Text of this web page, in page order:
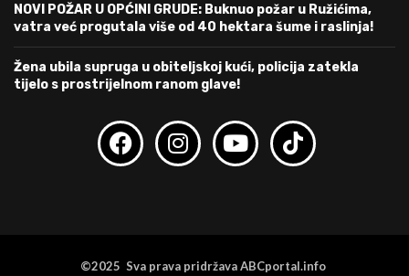
NOVI POŽAR U OPĆINI GRUDE: Buknuo požar u Ružićima,
vatra već progutala više od 40 hektara šume i raslinja!
Žena ubila supruga u obiteljskoj kući, policija zatekla
tijelo s prostrijelnom ranom glave!
©2025 Sva prava pridržava ABCportal.info